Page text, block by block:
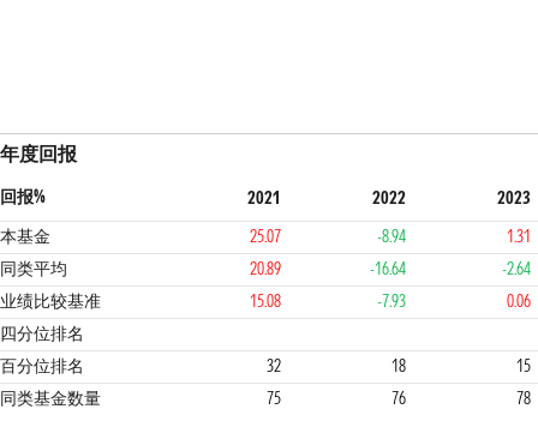
年度回报
回报% 2021 2022
2023
本基金
25.07 -8.94
1.31
同类平均
20.89 -16.64
-2.64
业绩比较基准
15.08 -7.93
0.06
四分位排名
2 1 1 3
百分位排名 32 18
15
同类基金数量
75 76 78